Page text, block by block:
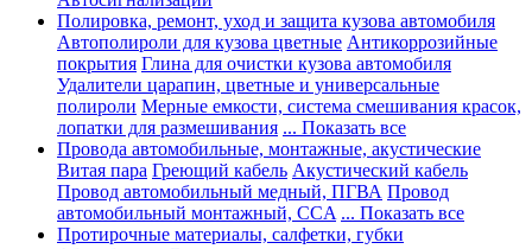
Полировка, ремонт, уход и защита кузова автомобиля
Автополироли для кузова цветные Антикоррозийные
покрытия Глина для очистки кузова автомобиля
Удалители царапин, цветные и универсальные
полироли Мерные емкости, система смешивания красок,
лопатки для размешивания ... Показать все
Провода автомобильные, монтажные, акустические
Витая пара Греющий кабель Акустический кабель
Провод автомобильный медный, ПГВА Провод
автомобильный монтажный, CCA ... Показать все
Протирочные материалы, салфетки, губки